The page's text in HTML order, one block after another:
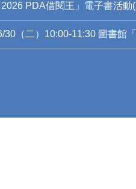
2026 PDA借閱王」電子書活
）10:00-11:30 圖書館「論文上傳說明會」